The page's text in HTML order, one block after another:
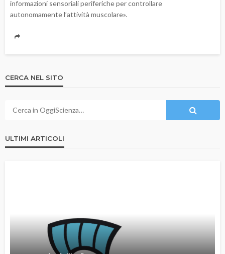
informazioni sensoriali periferiche per controllare
autonomamente l’attività muscolare».
CERCA NEL SITO
ULTIMI ARTICOLI